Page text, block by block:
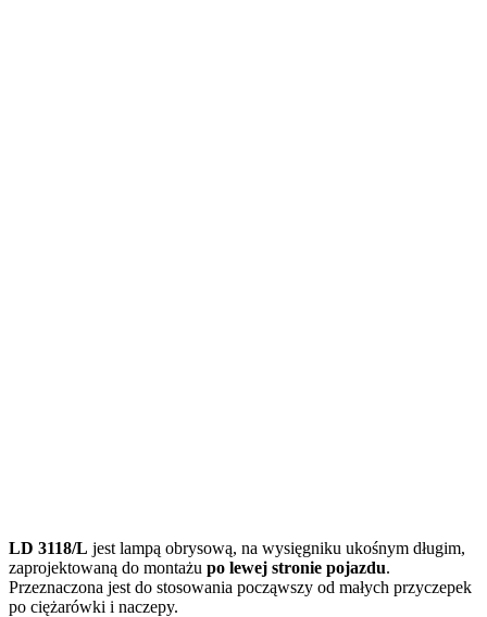
LD 3118/L jest lampą obrysową, na wysięgniku ukośnym długim,
zaprojektowaną do montażu po lewej stronie pojazdu.
Przeznaczona jest do stosowania począwszy od małych przyczepek
po ciężarówki i naczepy.